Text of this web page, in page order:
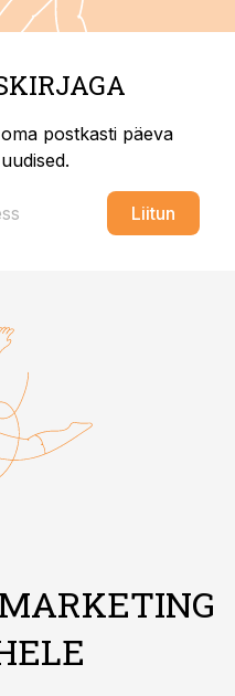
postkasti päeva
Liitun